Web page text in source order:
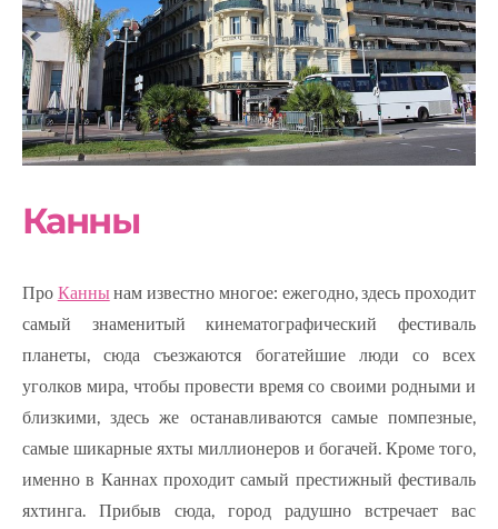
Канны
Про Каннынам известно многое: ежегодно, здесь проходит
самый знаменитый кинематографический фестиваль
планеты, сюда съезжаются богатейшие люди со всех
уголков мира, чтобы провести время со своими родными и
близкими, здесь же останавливаются самые помпезные,
самые шикарные яхты миллионеров и богачей. Кроме того,
именно в Каннах проходит самый престижный фестиваль
яхтинга. Прибыв сюда, город радушно встречает вас